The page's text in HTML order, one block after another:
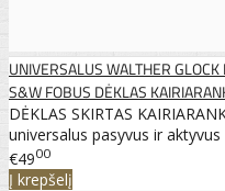
UNIVERSALUS WALTHER
S&W FOBUS DĖKLAS
DĖKLAS SKIRTAS
universalus pasyvus ir aktyvus
€4900
Į krepšelį